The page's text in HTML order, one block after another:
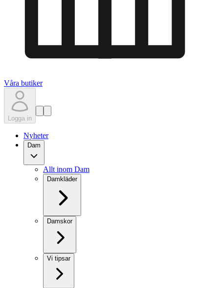
Våra butiker
Logga in
Nyheter
Dam
Allt inom Dam
Damkläder
Damskor
Vi tipsar